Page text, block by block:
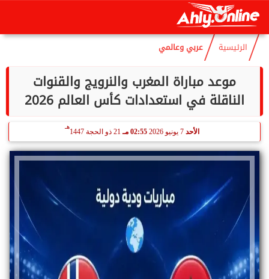
الخميس
الرئيسية عربي وعالمي
موعد مباراة المغرب والنرويج والقنوات
الناقلة في استعدادات كأس العالم 2026
الأحد 02:55 مـ 21 ذو الحجة 1447
هـ